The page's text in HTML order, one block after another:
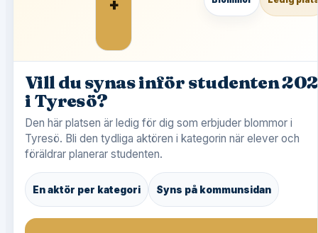
+
Vill du synas inför studenten
i Tyresö?
Den här platsen är ledig för dig som erbjuder blommor i
Tyresö. Bli den tydliga aktören i kategorin när elever och
föräldrar planerar studenten.
En aktör per kategori Syns på kommunsidan